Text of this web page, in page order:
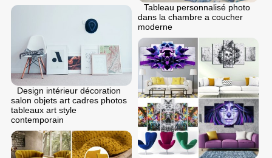
Tableau personnalisé photo
dans la chambre a coucher
moderne
Design intérieur décoration
salon objets art cadres photos
tableaux art style
contemporain